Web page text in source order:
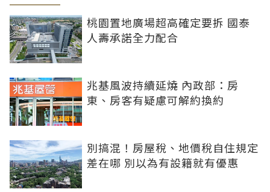
桃園置地廣場超高確定要拆 國泰
人壽承諾全力配合
兆基風波持續延燒 內政部：房
東、房客有疑慮可解約換約
別搞混！房屋稅、地價稅自住規定
差在哪 別以為有設籍就有優惠